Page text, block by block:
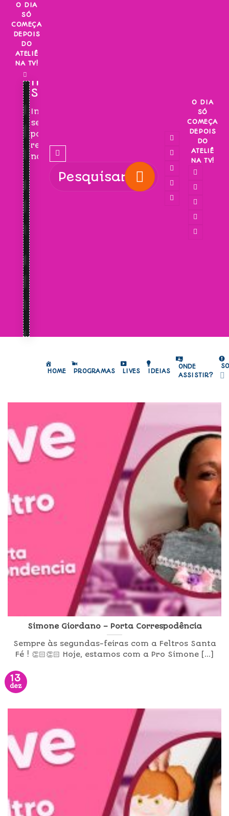
Skip
content
O DIA
SÓ
COMEÇA
DEPOIS
DO
ATELIÊ
NA TV!
INSCREVA-
SE!
Inscreva-
se
para
receber
novidades!
O DIA
SÓ
COMEÇA
DEPOIS
DO
ATELIÊ
NA TV!
HOME PROGRAMAS LIVES IDEIAS
ONDE
ASSISTIR?
Simone Giordano – Porta Correspodência
Sempre às segundas-feiras com a Feltros Santa
Fé ! 👏🏻👏🏻 Hoje, estamos com a Pro Simone [...]
13
dez